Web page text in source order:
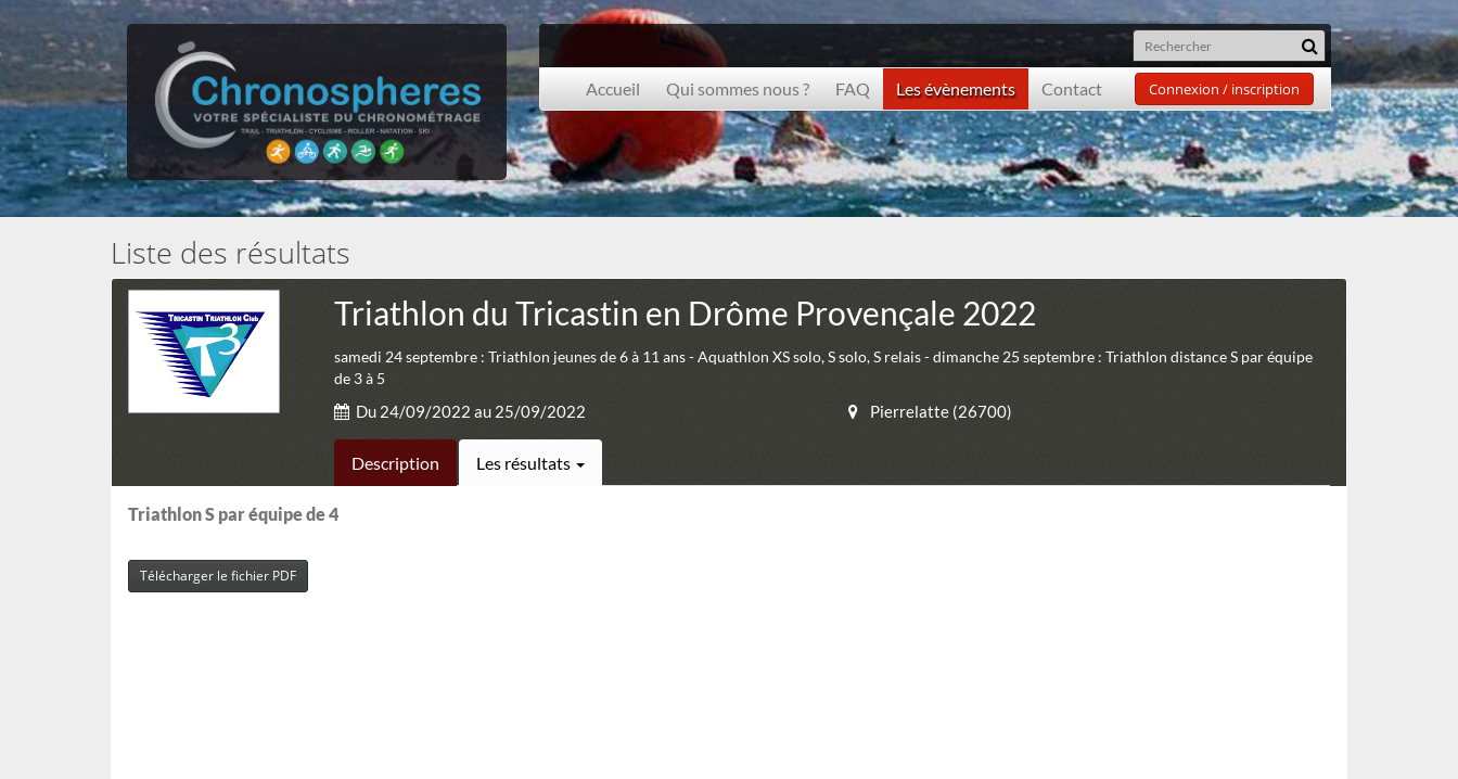
Accueil Qui sommes nous ? FAQ Les évènements Contact Connexion / inscription
Liste des résultats
Triathlon du Tricastin en Drôme Provençale 2022
samedi 24 septembre : Triathlon jeunes de 6 à 11 ans - Aquathlon XS solo, S solo, S relais - dimanche 25 septembre : Triathlon distance S par équipe
de 3 à 5
Du 24/09/2022 au 25/09/2022 Pierrelatte (26700)
Description Les résultats
Triathlon S par équipe de 4
Télécharger le fichier PDF